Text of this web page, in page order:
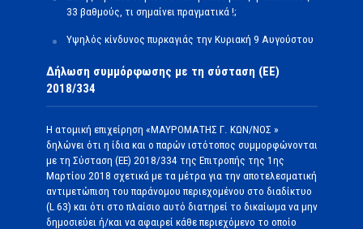
33 βαθμούς, τι σημαίνει πραγματικά !;
Υψηλός κίνδυνος πυρκαγιάς την Κυριακή 9 Αυγούστου
Δήλωση συμμόρφωσης με τη σύσταση (ΕΕ)
2018/334
Η ατομική επιχείρηση «ΜΑΥΡΟΜΑΤΗΣ Γ. ΚΩΝ/ΝΟΣ »
δηλώνει ότι η ίδια και ο παρών ιστότοπος συμμορφώνονται
με τη Σύσταση (ΕΕ) 2018/334 της Επιτροπής της 1ης
Μαρτίου 2018 σχετικά με τα μέτρα για την αποτελεσματική
αντιμετώπιση του παράνομου περιεχομένου στο διαδίκτυο
(L 63) και ότι στο πλαίσιο αυτό διατηρεί το δικαίωμα να μην
δημοσιεύει ή/και να αφαιρεί κάθε περιεχόμενο το οποίο